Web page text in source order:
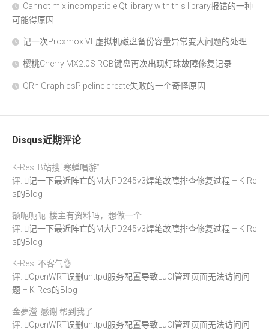
Cannot mix incompatible Qt library with this library报错的一种
可能得原因
记一次Proxmox VE虚拟机磁盘备份容量异常变大问题的处理
樱桃Cherry MX2.0S RGB键盘再次出现灯珠故障修复记录
QRhiGraphicsPipeline create失败的一个奇怪原因
Disqus近期评论
K-Res: B站搜“寒蝉唱游”
评:
记一下最近阵亡的M大PD245v3焊笔故障排查修复过程 – K-Re
s的Blog
额呃呃呃: 楼主有资料吗，想做一个
评:
记一下最近阵亡的M大PD245v3焊笔故障排查修复过程 – K-Re
s的Blog
K-Res: 不客气👌
评:
OpenWRT误删uhttpd服务配置导致LuCI管理页面无法访问问
题 – K-Res的Blog
金夢瀅: 感谢 帮到我了
评:
OpenWRT误删uhttpd服务配置导致LuCI管理页面无法访问问